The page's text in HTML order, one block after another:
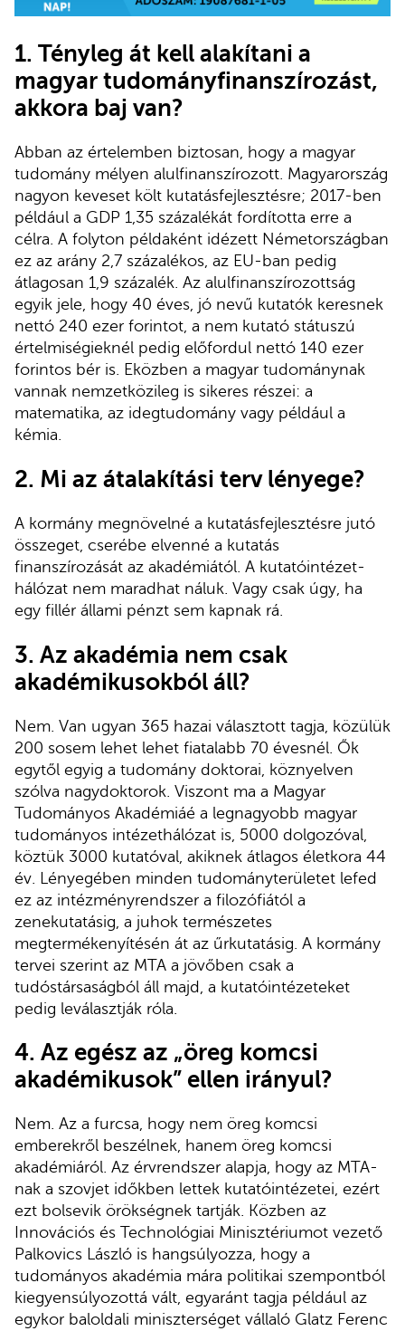
1. Tényleg át kell alakítani a
magyar tudományfinanszírozást,
akkora baj van?
Abban az értelemben biztosan, hogy a magyar
tudomány mélyen alulfinanszírozott. Magyarország
nagyon keveset költ kutatásfejlesztésre; 2017-ben
például a GDP 1,35 százalékát fordította erre a
célra. A folyton példaként idézett Németországban
ez az arány 2,7 százalékos, az EU-ban pedig
átlagosan 1,9 százalék. Az alulfinanszírozottság
egyik jele, hogy 40 éves, jó nevű kutatók keresnek
nettó 240 ezer forintot, a nem kutató státuszú
értelmiségieknél pedig előfordul nettó 140 ezer
forintos bér is. Eközben a magyar tudománynak
vannak nemzetközileg is sikeres részei: a
matematika, az idegtudomány vagy például a
kémia.
2. Mi az átalakítási terv lényege?
A kormány megnövelné a kutatásfejlesztésre jutó
összeget, cserébe elvenné a kutatás
finanszírozását az akadémiától. A kutatóintézet-
hálózat nem maradhat náluk. Vagy csak úgy, ha
egy fillér állami pénzt sem kapnak rá.
3. Az akadémia nem csak
akadémikusokból áll?
Nem. Van ugyan 365 hazai választott tagja, közülük
200 sosem lehet lehet fiatalabb 70 évesnél. Ők
egytől egyig a tudomány doktorai, köznyelven
szólva nagydoktorok. Viszont ma a Magyar
Tudományos Akadémiáé a legnagyobb magyar
tudományos intézethálózat is, 5000 dolgozóval,
köztük 3000 kutatóval, akiknek átlagos életkora 44
év. Lényegében minden tudományterületet lefed
ez az intézményrendszer a filozófiától a
zenekutatásig, a juhok természetes
megtermékenyítésén át az űrkutatásig. A kormány
tervei szerint az MTA a jövőben csak a
tudóstársaságból áll majd, a kutatóintézeteket
pedig leválasztják róla.
4. Az egész az „öreg komcsi
akadémikusok” ellen irányul?
Nem. Az a furcsa, hogy nem öreg komcsi
emberekről beszélnek, hanem öreg komcsi
akadémiáról. Az érvrendszer alapja, hogy az MTA-
nak a szovjet időkben lettek kutatóintézetei, ezért
ezt bolsevik örökségnek tartják. Közben az
Innovációs és Technológiai Minisztériumot vezető
Palkovics László is hangsúlyozza, hogy a
tudományos akadémia mára politikai szempontból
kiegyensúlyozottá vált, egyaránt tagja például az
egykor baloldali miniszterséget vállaló Glatz Ferenc